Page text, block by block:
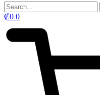
₡0 0